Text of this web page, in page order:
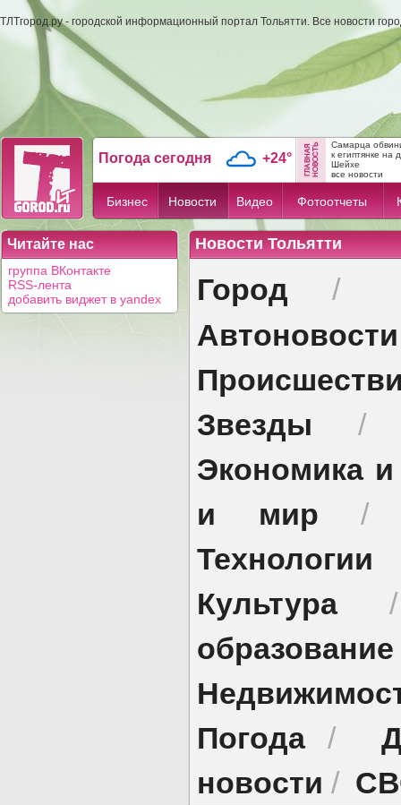
ТЛТгород.ру - городской информационный портал Тольятти. Все новости
Погода сегодня +24°
Самарца
к египтянке на
Шейхе
все новости
Бизнес Новости Видео Фотоотчеты
Читайте нас
группа ВКонтакте
RSS-лента
добавить виджет в yandex
Новости Тольятти
Город /
Автоновости
Звезды
Экономика
и мир
Технологии
Культура
образование
Погода/
новости /